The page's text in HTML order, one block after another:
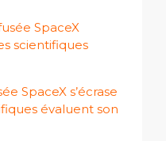
SpaceX s’écrase
évaluent son